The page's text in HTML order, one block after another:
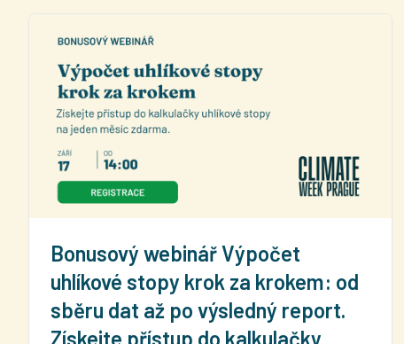
Bonusový webinář Výpočet
uhlíkové stopy krok za krokem: od
sběru dat až po výsledný report.
Získejte přístup do kalkulačky